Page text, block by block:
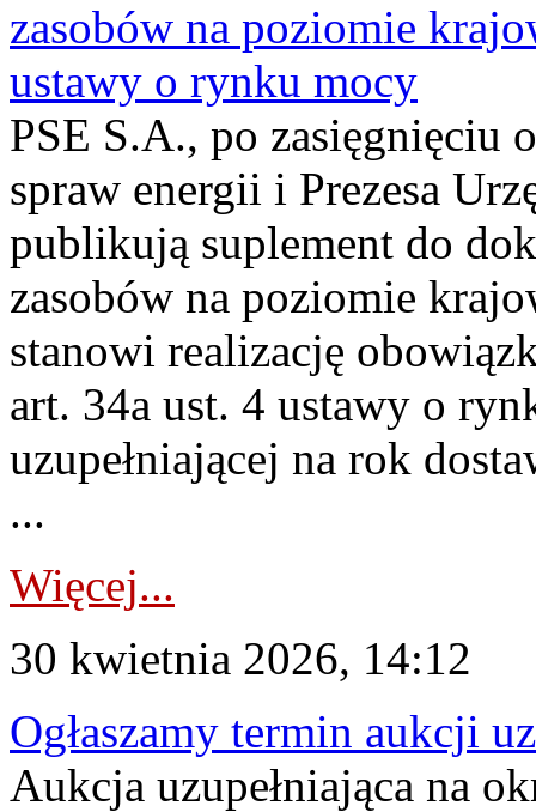
zasobów na poziomie
ustawy o rynku mocy
PSE S.A., po zasięgnięciu
spraw energii i Prezesa
publikują suplement do
zasobów na poziomie
stanowi realizację
art. 34a ust. 4 ustawy o
uzupełniającej na rok
...
Więcej...
30 kwietnia 2026, 14:12
Ogłaszamy termin aukcji
Aukcja uzupełniająca na